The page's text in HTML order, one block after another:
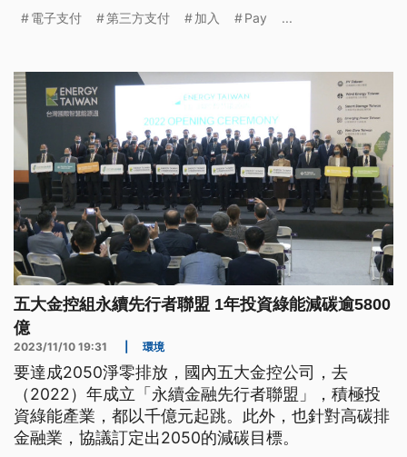
電子支付 第三方支付 加入 Pay ...
五大金控組永續先行者聯盟 1年投資綠能減碳逾5800
億
2023/11/10 19:31 環境
要達成2050淨零排放，國內五大金控公司，去
（2022）年成立「永續金融先行者聯盟」，積極投
資綠能產業，都以千億元起跳。此外，也針對高碳排
金融業，協議訂定出2050的減碳目標。